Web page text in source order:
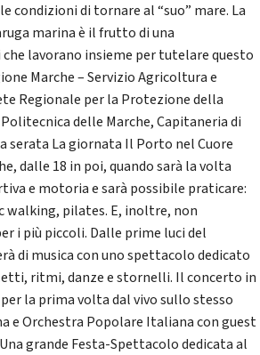
condizioni di tornare al “suo” mare. La
marina è il frutto di una
lavorano insieme per tutelare questo
Marche – Servizio Agricoltura e
Regionale per la Protezione della
delle Marche, Capitaneria di
serata La giornata Il Porto nel Cuore
dalle 18 in poi, quando sarà la volta
e motoria e sarà possibile praticare:
walking, pilates. E, inoltre, non
i più piccoli. Dalle prime luci del
di musica con uno spettacolo dedicato
ritmi, danze e stornelli. Il concerto in
la prima volta dal vivo sullo stesso
e Orchestra Popolare Italiana con guest
grande Festa-Spettacolo dedicata al